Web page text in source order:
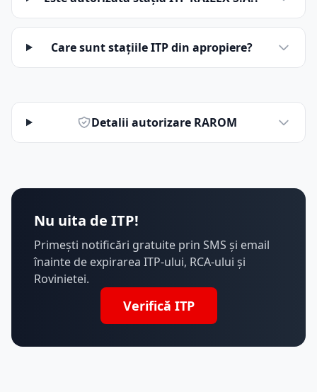
Care sunt stațiile ITP din apropiere?
Detalii autorizare RAROM
Nu uita de ITP!
Primești notificări gratuite prin SMS și email
înainte de expirarea ITP-ului, RCA-ului și
Rovinietei.
Verifică ITP